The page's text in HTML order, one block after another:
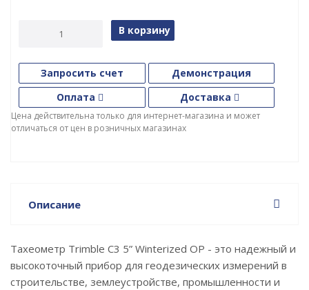
В корзину
Запросить счет
Демонстрация
Оплата
Доставка
Цена действительна только для интернет-магазина и может
отличаться от цен в розничных магазинах
Описание
Тахеометр Trimble C3 5” Winterized OP - это надежный и
высокоточный прибор для геодезических измерений в
строительстве, землеустройстве, промышленности и